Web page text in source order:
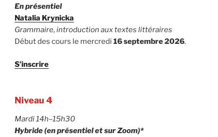
En présentiel
Natalia Krynicka
Grammaire, introduction aux textes littéraires
Début des cours le mercredi 16 septembre 2026.
S’inscrire
Niveau 4
Mardi 14h–15h30
Hybride (en présentiel et sur Zoom)*